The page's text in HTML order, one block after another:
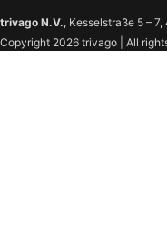
trivago N.V., Kesselstraße 5 –
Copyright 2026 trivago | All